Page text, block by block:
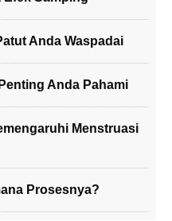
Anda Waspadai
Anda Pahami
Menstruasi
Prosesnya?